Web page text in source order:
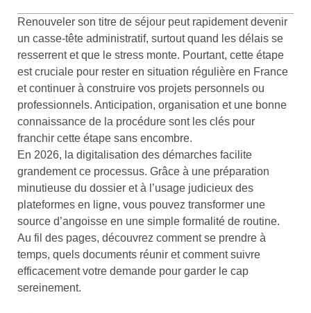
Renouveler son titre de séjour peut rapidement devenir
un casse-tête administratif, surtout quand les délais se
resserrent et que le stress monte. Pourtant, cette étape
est cruciale pour rester en situation régulière en France
et continuer à construire vos projets personnels ou
professionnels. Anticipation, organisation et une bonne
connaissance de la procédure sont les clés pour
franchir cette étape sans encombre.
En 2026, la digitalisation des démarches facilite
grandement ce processus. Grâce à une préparation
minutieuse du dossier et à l’usage judicieux des
plateformes en ligne, vous pouvez transformer une
source d’angoisse en une simple formalité de routine.
Au fil des pages, découvrez comment se prendre à
temps, quels documents réunir et comment suivre
efficacement votre demande pour garder le cap
sereinement.